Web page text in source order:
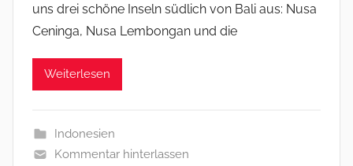
M
i
uns drei schöne Inseln südlich von Bali aus: Nusa
Ceninga, Nusa Lembongan und die
Weiterlesen
Indonesien
Kommentar hinterlassen